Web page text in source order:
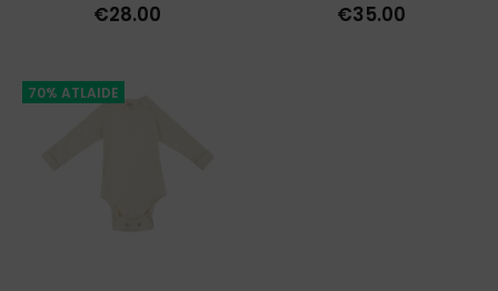
€28.00
€35.00
70% ATLAIDE